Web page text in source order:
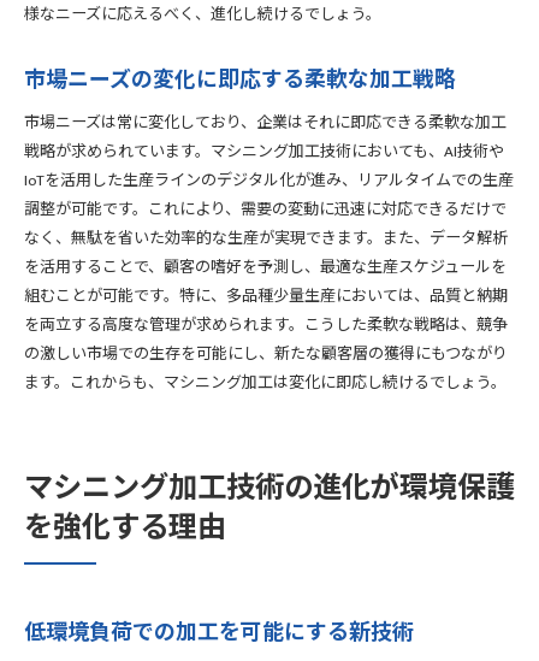
様なニーズに応えるべく、進化し続けるでしょう。
市場ニーズの変化に即応する柔軟な加工戦略
市場ニーズは常に変化しており、企業はそれに即応できる柔軟な加工
戦略が求められています。マシニング加工技術においても、AI技術や
IoTを活用した生産ラインのデジタル化が進み、リアルタイムでの生産
調整が可能です。これにより、需要の変動に迅速に対応できるだけで
なく、無駄を省いた効率的な生産が実現できます。また、データ解析
を活用することで、顧客の嗜好を予測し、最適な生産スケジュールを
組むことが可能です。特に、多品種少量生産においては、品質と納期
を両立する高度な管理が求められます。こうした柔軟な戦略は、競争
の激しい市場での生存を可能にし、新たな顧客層の獲得にもつながり
ます。これからも、マシニング加工は変化に即応し続けるでしょう。
マシニング加工技術の進化が環境保護
を強化する理由
低環境負荷での加工を可能にする新技術